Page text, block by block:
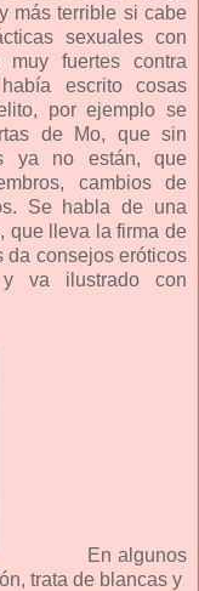
más terrible si cabe
sexuales con
muy fuertes contra
escrito cosas
por ejemplo se
de Mo, que sin
ya no están, que
cambios de
Se habla de una
que lleva la firma de
da consejos eróticos
y va ilustrado con
En algunos
trata de blancas y